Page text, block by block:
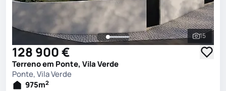
Ver
15
128 900 €
Terreno em Ponte, Vila Verde
Ponte, Vila Verde
975m2